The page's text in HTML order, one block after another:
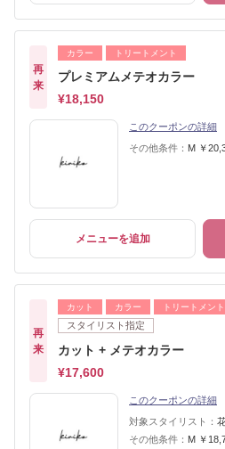
再
来
カラー トリートメント
プレミアムメテオカラー
¥18,150
このクーポンの詳細
その他条件： M ￥
メニューを追加
再
来
カット カラー トリートメント
スタイリスト指定
カット + メテオカラー
¥17,600
このクーポンの詳細
対象スタイリスト：
その他条件： M ￥